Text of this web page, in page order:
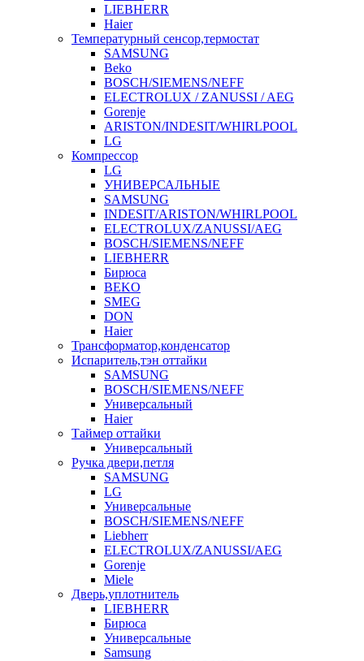
LIEBHERR
Haier
Температурный сенсор,термостат
SAMSUNG
Beko
BOSCH/SIEMENS/NEFF
ELECTROLUX / ZANUSSI / AEG
Gorenje
ARISTON/INDESIT/WHIRLPOOL
LG
Компрессор
LG
УНИВЕРСАЛЬНЫЕ
SAMSUNG
INDESIT/ARISTON/WHIRLPOOL
ELECTROLUX/ZANUSSI/AEG
BOSCH/SIEMENS/NEFF
LIEBHERR
Бирюса
BEKO
SMEG
DON
Haier
Трансформатор,конденсатор
Испаритель,тэн оттайки
SAMSUNG
BOSCH/SIEMENS/NEFF
Универсальный
Haier
Таймер оттайки
Универсальный
Ручка двери,петля
SAMSUNG
LG
Универсальные
BOSCH/SIEMENS/NEFF
Liebherr
ELECTROLUX/ZANUSSI/AEG
Gorenje
Miele
Дверь,уплотнитель
LIEBHERR
Бирюса
Универсальные
Samsung